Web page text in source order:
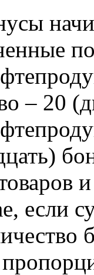
– 20
если